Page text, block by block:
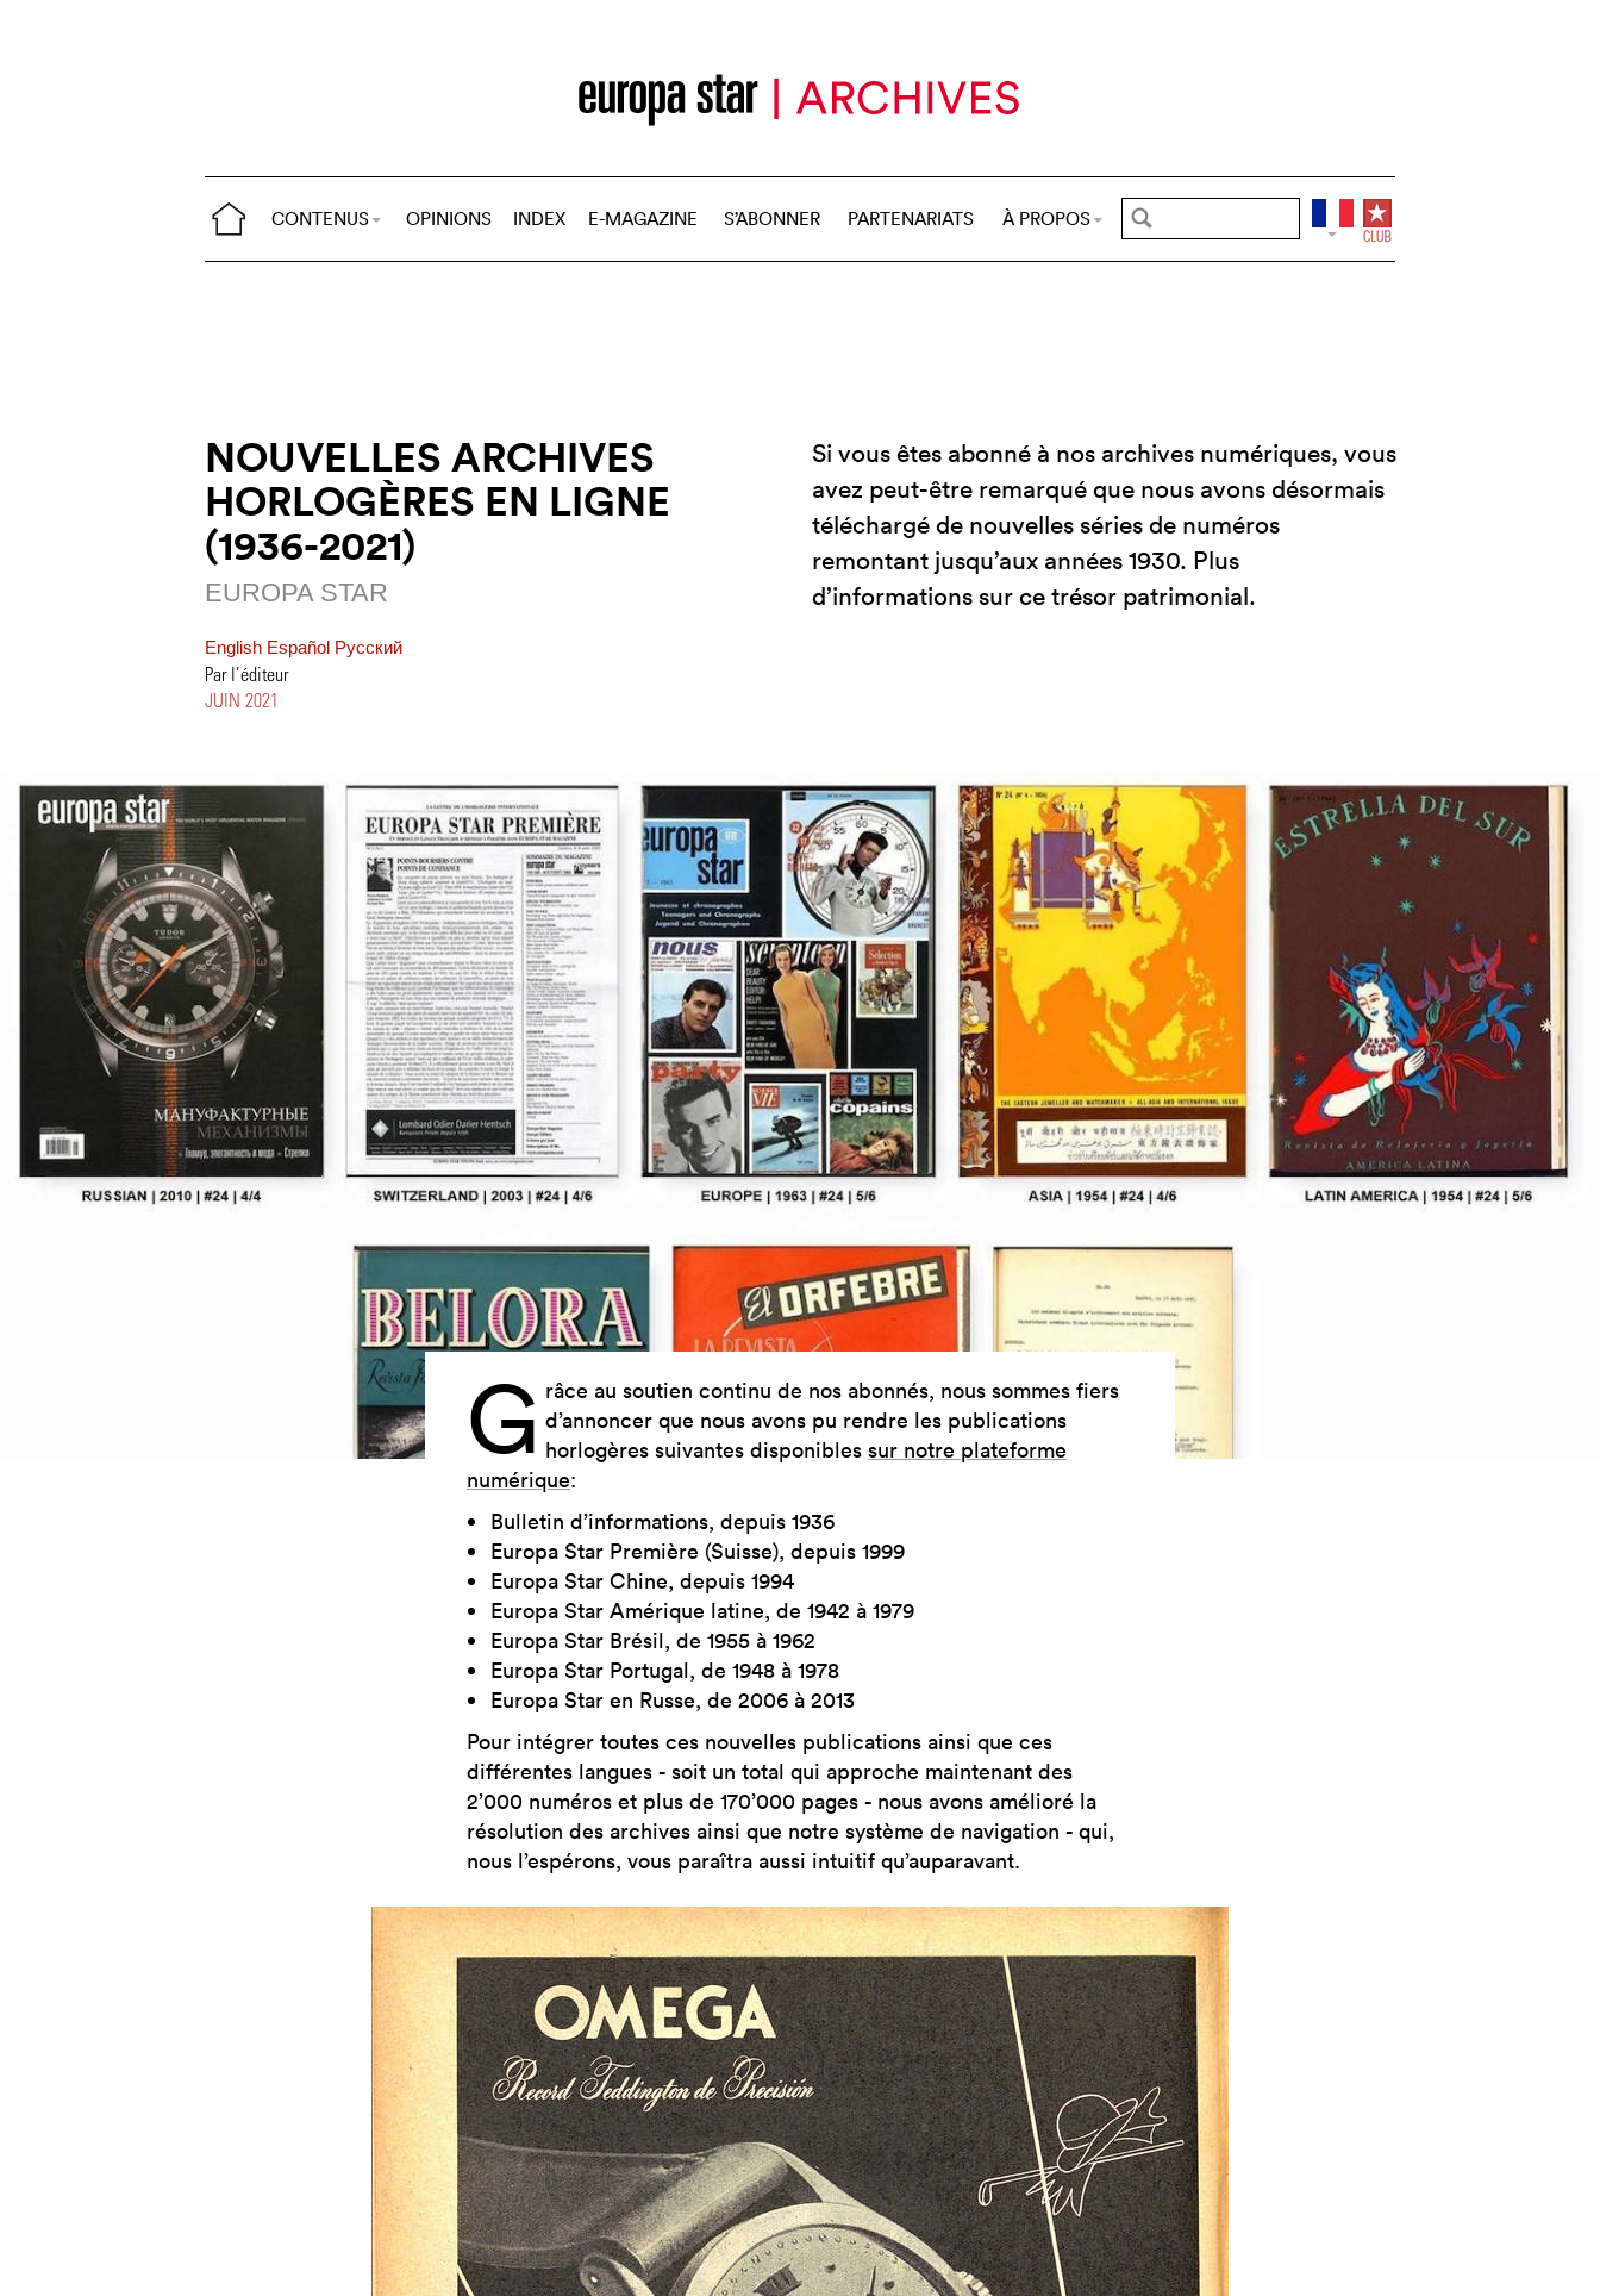
CONTENUS OPINIONS INDEX E-MAGAZINE S’ABONNER PARTENARIATS À PROPOS
NOUVELLES ARCHIVES
HORLOGÈRES EN LIGNE
(1936-2021)
EUROPA STAR
English Español Pусский
Par l’éditeur
JUIN 2021
Si vous êtes abonné à nos archives numériques, vous
avez peut-être remarqué que nous avons désormais
téléchargé de nouvelles séries de numéros
remontant jusqu’aux années 1930. Plus
d’informations sur ce trésor patrimonial.
G râce au soutien continu de nos abonnés, nous sommes fiers
d’annoncer que nous avons pu rendre les publications
horlogères suivantes disponibles sur notre plateforme
numérique:
Bulletin d’informations, depuis 1936
Europa Star Première (Suisse), depuis 1999
Europa Star Chine, depuis 1994
Europa Star Amérique latine, de 1942 à 1979
Europa Star Brésil, de 1955 à 1962
Europa Star Portugal, de 1948 à 1978
Europa Star en Russe, de 2006 à 2013
Pour intégrer toutes ces nouvelles publications ainsi que ces
différentes langues - soit un total qui approche maintenant des
2’000 numéros et plus de 170’000 pages - nous avons amélioré la
résolution des archives ainsi que notre système de navigation - qui,
nous l’espérons, vous paraîtra aussi intuitif qu’auparavant.